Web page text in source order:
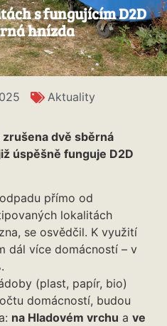
s fungujícím D2D
hnízda
Aktuality
zrušena dvě sběrná
úspěšně funguje D2D
přímo od
lokalitách
se osvědčil. K využití
dál více domácností – v
(plast, papír, bio)
domácností, budou
na Hladovém vrchu a ve